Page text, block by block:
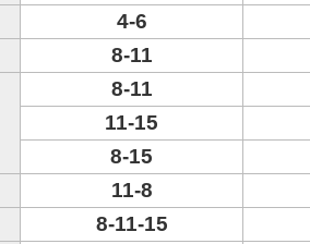
4-6
8-11
8-11
11-15
8-15
11-8
8-11-15